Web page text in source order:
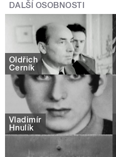
DALŠÍ OSOBNOSTI
Oldřich
Černík
Vladimír
Hnulík